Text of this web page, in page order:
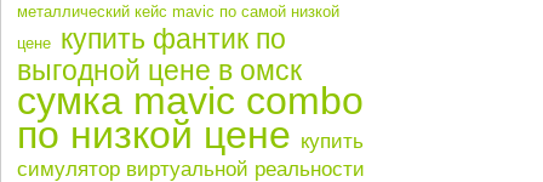
металлический кейс mavic по самой низкой
цене купить фантик по
выгодной цене в омск
сумка mavic combo
по низкой цене купить
симулятор виртуальной реальности